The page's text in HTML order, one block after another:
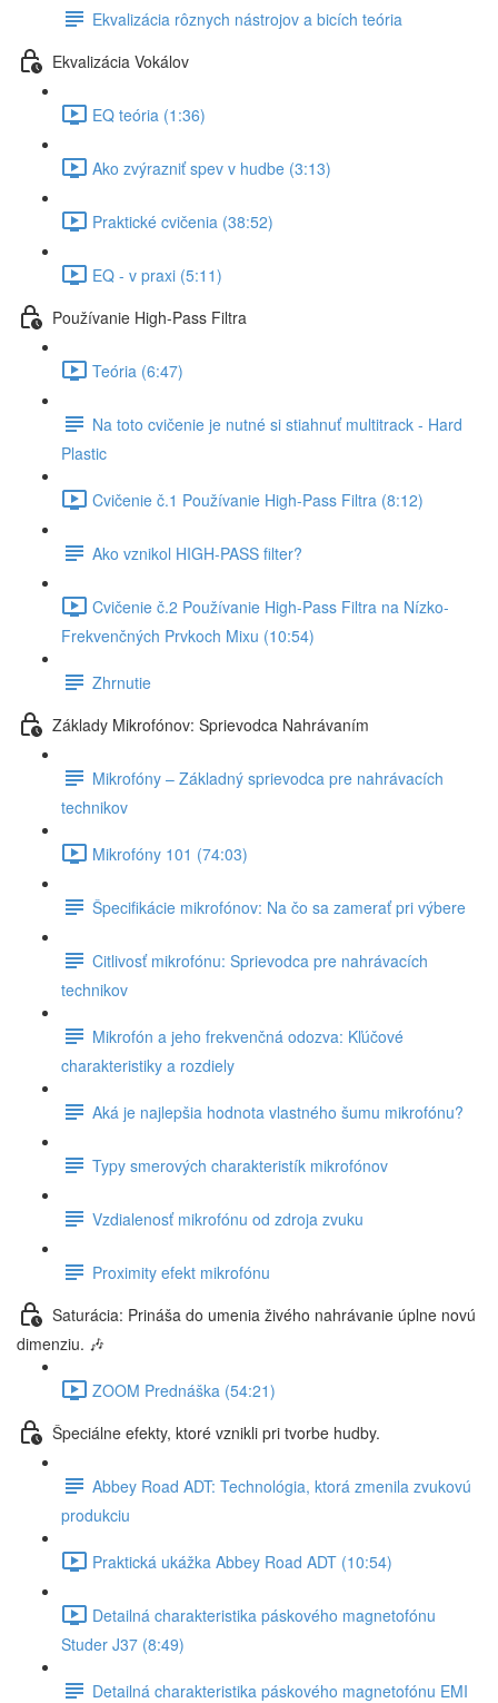
Ekvalizácia rôznych nástrojov a bicích teória
Ekvalizácia Vokálov
EQ teória (1:36)
Ako zvýrazniť spev v hudbe (3:13)
Praktické cvičenia (38:52)
EQ - v praxi (5:11)
Používanie High-Pass Filtra
Teória (6:47)
Na toto cvičenie je nutné si stiahnuť multitrack - Hard
Plastic
Cvičenie č.1 Používanie High-Pass Filtra (8:12)
Ako vznikol HIGH-PASS filter?
Cvičenie č.2 Používanie High-Pass Filtra na Nízko-
Frekvenčných Prvkoch Mixu (10:54)
Zhrnutie
Základy Mikrofónov: Sprievodca Nahrávaním
Mikrofóny – Základný sprievodca pre nahrávacích
technikov
Mikrofóny 101 (74:03)
Špecifikácie mikrofónov: Na čo sa zamerať pri výbere
Citlivosť mikrofónu: Sprievodca pre nahrávacích
technikov
Mikrofón a jeho frekvenčná odozva: Kľúčové
charakteristiky a rozdiely
Aká je najlepšia hodnota vlastného šumu mikrofónu?
Typy smerových charakteristík mikrofónov
Vzdialenosť mikrofónu od zdroja zvuku
Proximity efekt mikrofónu
Saturácia: Prináša do umenia živého nahrávanie úplne novú
dimenziu. 🎶
ZOOM Prednáška (54:21)
Špeciálne efekty, ktoré vznikli pri tvorbe hudby.
Abbey Road ADT: Technológia, ktorá zmenila zvukovú
produkciu
Praktická ukážka Abbey Road ADT (10:54)
Detailná charakteristika páskového magnetofónu
Studer J37 (8:49)
Detailná charakteristika páskového magnetofónu EMI